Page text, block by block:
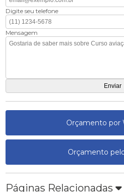
Digite seu telefone
Mensagem
Orçamento por
Orçamento
Páginas Relacionadas